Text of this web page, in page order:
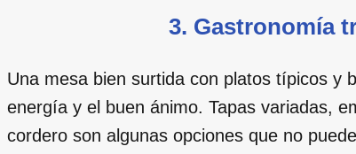
3. Gastronomía
Una mesa bien surtida con platos típicos y
energía y el buen ánimo. Tapas variadas,
cordero son algunas opciones que no